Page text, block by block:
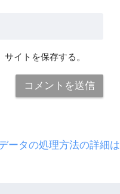
イトを保存する。
ータの処理方法の詳細は